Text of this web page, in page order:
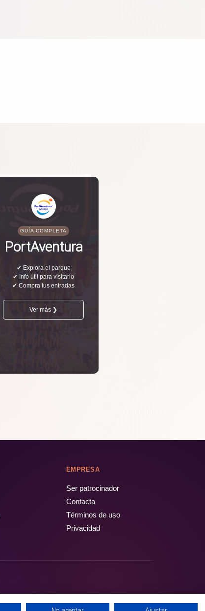
GUÍA COMPLETA
PortAventura
✔ Explora el parque
✔ Info útil para visitarlo
✔ Compra tus entradas
Ver más ❯
EMPRESA
Ser patrocinador
Contacta
Términos de uso
Privacidad